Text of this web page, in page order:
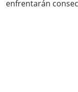
enfrentarán